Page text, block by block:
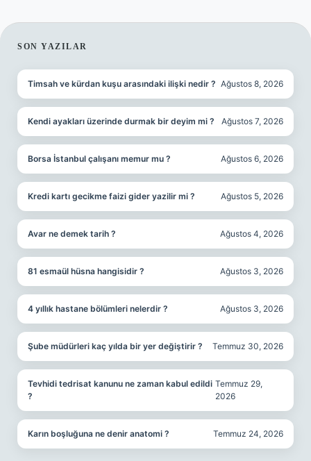
SIDEBAR
SON YAZILAR
Timsah ve kürdan kuşu arasındaki ilişki nedir ? Ağustos 8, 2026
Kendi ayakları üzerinde durmak bir deyim mi ? Ağustos 7, 2026
Borsa İstanbul çalışanı memur mu ? Ağustos 6, 2026
Kredi kartı gecikme faizi gider yazilir mi ? Ağustos 5, 2026
Avar ne demek tarih ? Ağustos 4, 2026
81 esmaül hüsna hangisidir ? Ağustos 3, 2026
4 yıllık hastane bölümleri nelerdir ? Ağustos 3, 2026
Şube müdürleri kaç yılda bir yer değiştirir ? Temmuz 30, 2026
Tevhidi tedrisat kanunu ne zaman kabul edildi
?
Temmuz 29,
2026
Karın boşluğuna ne denir anatomi ? Temmuz 24, 2026